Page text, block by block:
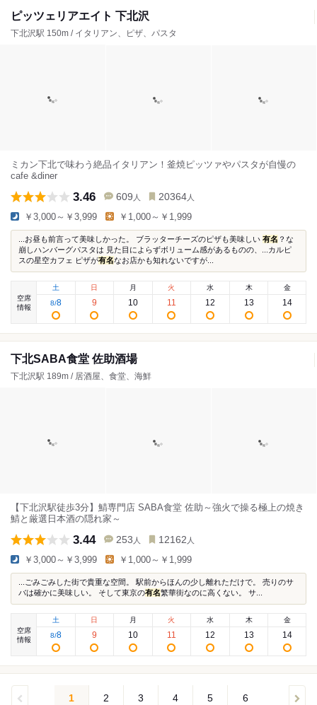
ピッツェリアエイト 下北沢
下北沢駅 150m / イタリアン、ピザ、パスタ
ミカン下北で味わう絶品イタリアン！釜焼ピッツァやパスタが自慢の
cafe &diner
3.46 609 人 20364 人
￥3,000～￥3,999 ￥1,000～￥1,999
...お昼も前言って美味しかった。 ブラッターチーズのピザも美味しい 有名 ？な
崩しハンバーグパスタは 見た目によらずボリューム感があるものの、...カルピ
スの星空カフェ ピザが有名なお店かも知れないですが...
空席
情報
土
8/8
日
9
月
10
火
11
水
12
木
13
金
14
下北SABA食堂 佐助酒場
下北沢駅 189m / 居酒屋、食堂、海鮮
【下北沢駅徒歩3分】鯖専門店 SABA食堂 佐助～強火で操る極上の焼き
鯖と厳選日本酒の隠れ家～
3.44 253 人 12162 人
￥3,000～￥3,999 ￥1,000～￥1,999
...ごみごみした街で貴重な空間。 駅前からほんの少し離れただけで。 売りのサ
バは確かに美味しい。 そして東京の有名繁華街なのに高くない。 サ...
空席
情報
土
8/8
日
9
月
10
火
11
水
12
木
13
金
14
1 2 3 4 5 6